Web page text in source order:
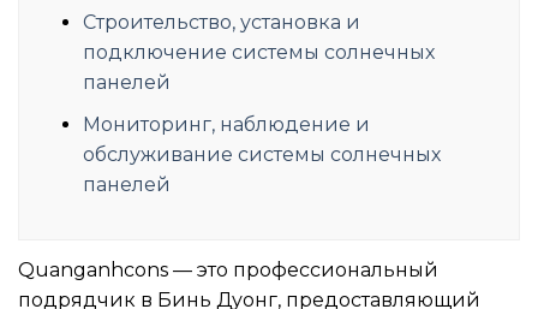
Строительство, установка и
подключение системы солнечных
панелей
Мониторинг, наблюдение и
обслуживание системы солнечных
панелей
Quanganhcons — это профессиональный
подрядчик в Бинь Дуонг, предоставляющий